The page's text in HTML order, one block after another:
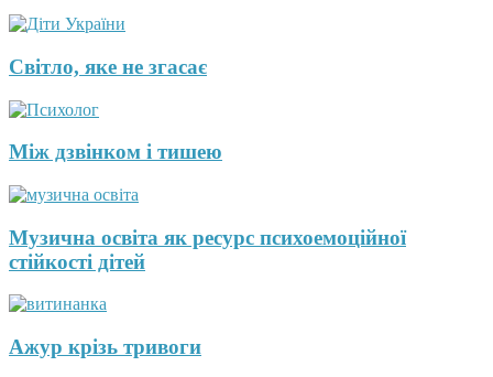
Світло, яке не згасає
Між дзвінком і тишею
Музична освіта як ресурс психоемоційної
стійкості дітей
Ажур крізь тривоги